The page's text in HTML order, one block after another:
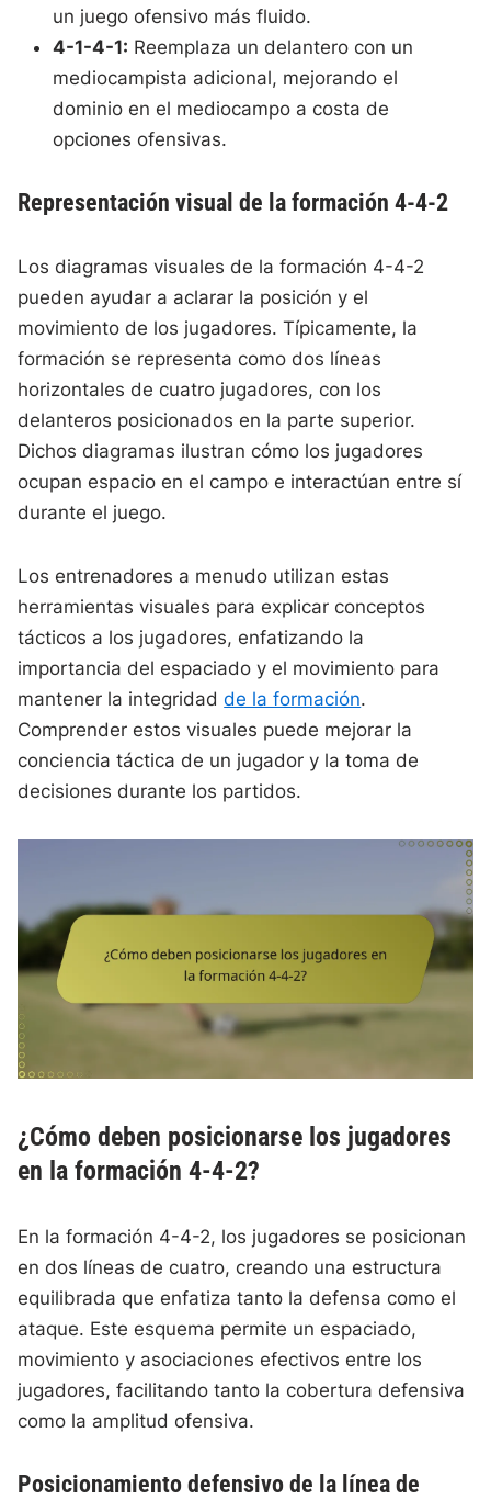
un juego ofensivo más fluido.
4-1-4-1: Reemplaza un delantero con un
mediocampista adicional, mejorando el
dominio en el mediocampo a costa de
opciones ofensivas.
Representación visual de la formación 4-4-2
Los diagramas visuales de la formación 4-4-2
pueden ayudar a aclarar la posición y el
movimiento de los jugadores. Típicamente, la
formación se representa como dos líneas
horizontales de cuatro jugadores, con los
delanteros posicionados en la parte superior.
Dichos diagramas ilustran cómo los jugadores
ocupan espacio en el campo e interactúan entre sí
durante el juego.
Los entrenadores a menudo utilizan estas
herramientas visuales para explicar conceptos
tácticos a los jugadores, enfatizando la
importancia del espaciado y el movimiento para
mantener la integridadde la formación.
Comprender estos visuales puede mejorar la
conciencia táctica de un jugador y la toma de
decisiones durante los partidos.
¿Cómo deben posicionarse los jugadores
en la formación 4-4-2?
En la formación 4-4-2, los jugadores se posicionan
en dos líneas de cuatro, creando una estructura
equilibrada que enfatiza tanto la defensa como el
ataque. Este esquema permite un espaciado,
movimiento y asociaciones efectivos entre los
jugadores, facilitando tanto la cobertura defensiva
como la amplitud ofensiva.
Posicionamiento defensivo de la línea de